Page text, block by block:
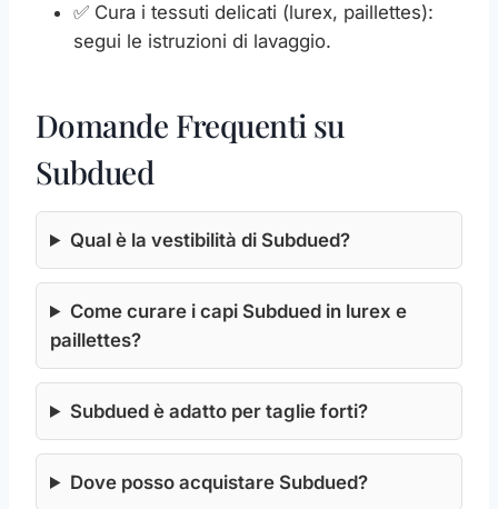
✅ Cura i tessuti delicati (lurex, paillettes):
segui le istruzioni di lavaggio.
Domande Frequenti su
Subdued
Qual è la vestibilità di Subdued?
Come curare i capi Subdued in lurex e
paillettes?
Subdued è adatto per taglie forti?
Dove posso acquistare Subdued?